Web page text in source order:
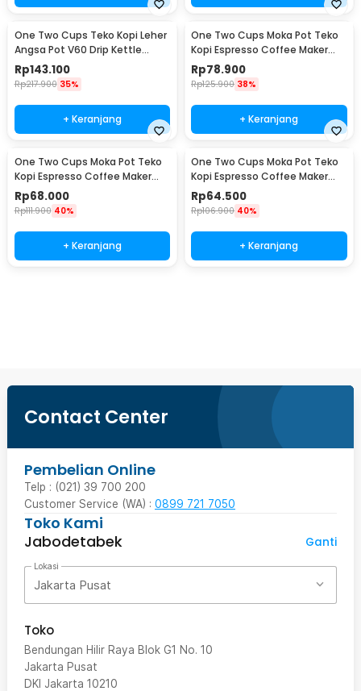
One Two Cups Teko Kopi Leher
Angsa Pot V60 Drip Kettle
960ml - RF-15
Rp143.100
Rp217.900 35%
+ Keranjang
One Two Cups Moka Pot Teko
Kopi Espresso Coffee Maker
Stovetop 6 Cup 300ml - Z21
Rp78.900
Rp125.900 38%
+ Keranjang
One Two Cups Moka Pot Teko
Kopi Espresso Coffee Maker
Stovetop 4 Cup 200ml - Z21
Rp68.000
Rp111.900 40%
+ Keranjang
One Two Cups Moka Pot Teko
Kopi Espresso Coffee Maker
Stovetop 2 Cup 100ml - Z21
Rp64.500
Rp106.900 40%
+ Keranjang
Contact Center
Pembelian Online
Telp : (021) 39 700 200
Customer Service (WA) : 0899 721 7050
Toko Kami
Jabodetabek
Ganti
Lokasi
Jakarta Pusat
Toko
Bendungan Hilir Raya Blok G1 No. 10
Jakarta Pusat
DKI Jakarta 10210